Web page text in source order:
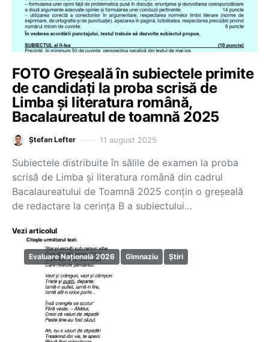
FOTO Greșeală în subiectele primite
de candidați la proba scrisă de
Limba și literatura română,
Bacalaureatul de toamnă 2025
Ștefan Lefter 11 august 2025
Subiectele distribuite în sălile de examen la proba
scrisă de Limba și literatura română din cadrul
Bacalaureatului de Toamnă 2025 conțin o greșeală
de redactare la cerința B a subiectului…
Vezi articolul
Evaluare Națională 2026 Gimnaziu Știri